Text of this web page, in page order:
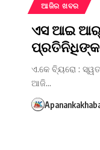
ଆଜିର ଖବର
ଏସ ଆଇ ଆର୍
ପ୍ରତିନିଧିଙ୍କ
ଏ.କେ ବ୍ୟିରୋ :
ଆଜି…